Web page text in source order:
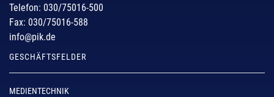
Telefon: 030/75016-500
Fax: 030/75016-588
info@pik.de
GESCHÄFTSFELDER
MEDIENTECHNIK